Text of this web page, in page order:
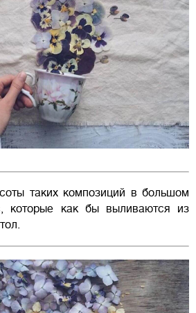
таких композиций в большом
которые как бы выливаются из